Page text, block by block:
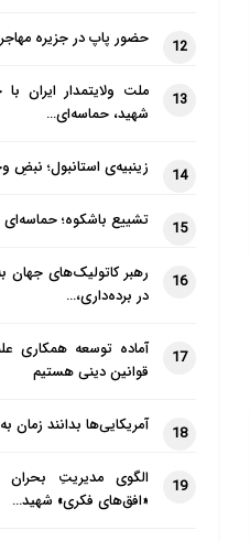
12 حضور پاپ در جزیره
13
ملت ولایتمدار ایران
شهید، حماسه‌ای…
14 زینبیه‌ی استانبول؛
15 تشییع باشکوه؛
16
رهبر کاتولیک‌های جهان
در برده‌داری،…
17
آماده توسعه همکاری
قوانین دینی هستیم
18 آمریکایی‌ها بدانند
19
الگوی مدیریتِ
«افق‌های فکری» شهید…